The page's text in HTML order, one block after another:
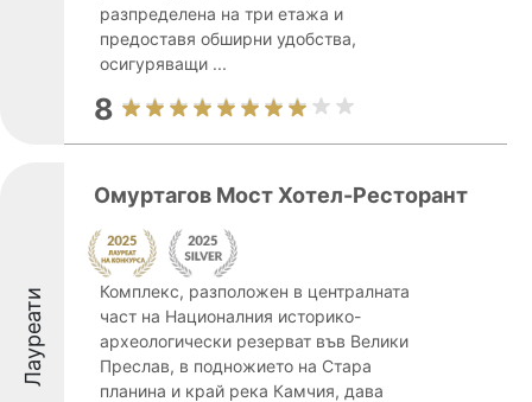
разпределена на три етажа и
предоставя обширни удобства,
осигуряващи ...
8
Лауреати
Омуртагов Мост Хотел-Ресторант
Комплекс, разположен в централната
част на Националния историко-
археологически резерват във Велики
Преслав, в подножието на Стара
планина и край река Камчия, дава